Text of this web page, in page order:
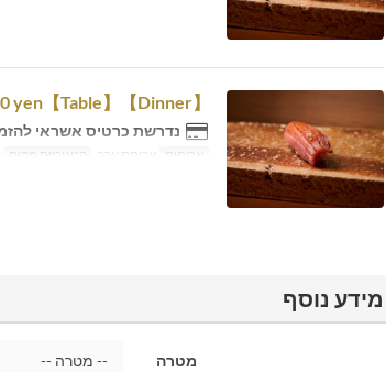
【Dinner】Omakase 14,300 yen【Table】
נדרשת כרטיס אשראי
ארוחות ארוחת ערב קטגוריית מקום
מידע נוסף
מטרה